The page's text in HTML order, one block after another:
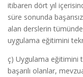
itibaren dört yıl
süre sonunda
alan derslerin
uygulama eğitimini
ç) Uygulama eğitimini
başarılı olanlar,